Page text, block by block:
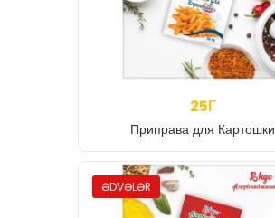
25Г
Приправа для Картошки
ƏDVƏLƏR